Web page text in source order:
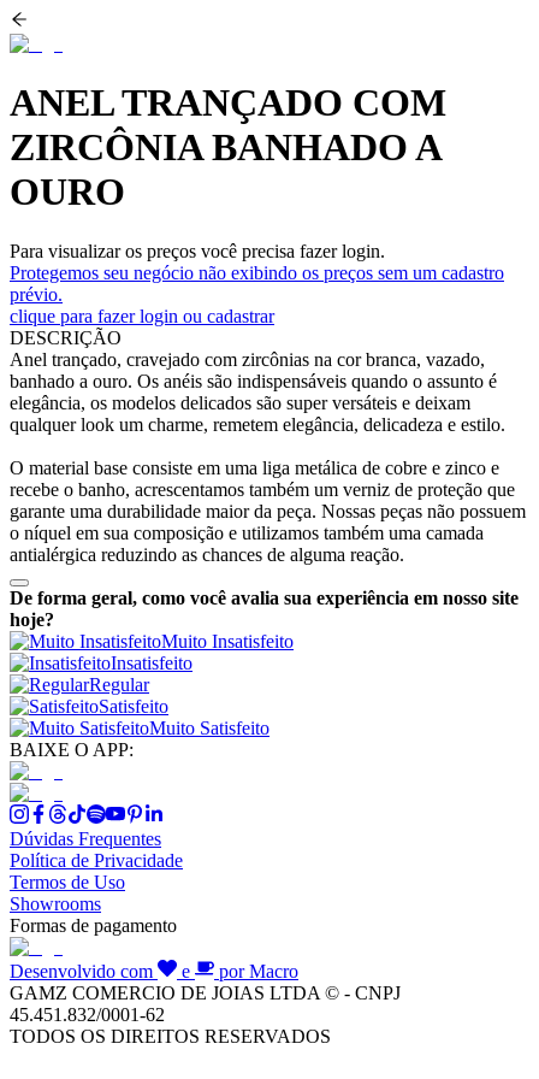
ANEL TRANÇADO COM
ZIRCÔNIA BANHADO A
OURO
Para visualizar os preços você precisa fazer login.
Protegemos seu negócio não exibindo os preços sem um cadastro
prévio.
clique para fazer login ou cadastrar
DESCRIÇÃO
Anel trançado, cravejado com zircônias na cor branca, vazado,
banhado a ouro. Os anéis são indispensáveis quando o assunto é
elegância, os modelos delicados são super versáteis e deixam
qualquer look um charme, remetem elegância, delicadeza e estilo.
O material base consiste em uma liga metálica de cobre e zinco e
recebe o banho, acrescentamos também um verniz de proteção que
garante uma durabilidade maior da peça. Nossas peças não possuem
o níquel em sua composição e utilizamos também uma camada
antialérgica reduzindo as chances de alguma reação.
De forma geral, como você avalia sua experiência em nosso site
hoje?
Muito Insatisfeito
Insatisfeito
Regular
Satisfeito
Muito Satisfeito
BAIXE O APP:
Dúvidas Frequentes
Política de Privacidade
Termos de Uso
Showrooms
Formas de pagamento
Desenvolvido com e
por Macro
GAMZ COMERCIO DE JOIAS LTDA © - CNPJ
45.451.832/0001-62
TODOS OS DIREITOS RESERVADOS